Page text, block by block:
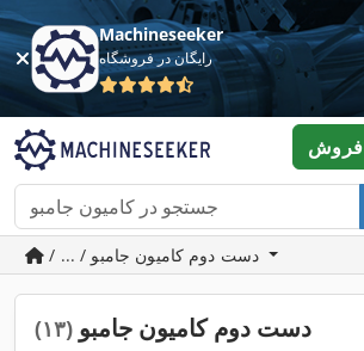
Machineseeker
رایگان در فروشگاه
فروش
دست دوم کامیون جامبو (۱۳)